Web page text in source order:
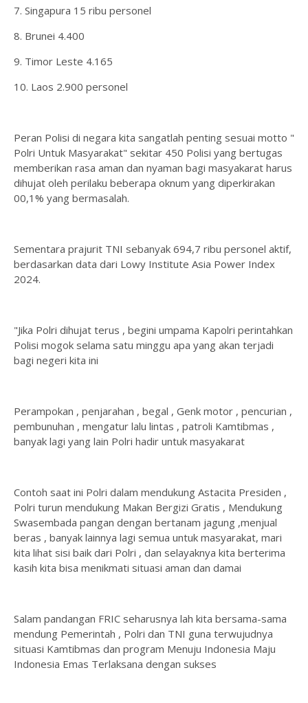
7. Singapura 15 ribu personel
8. Brunei 4.400
9. Timor Leste 4.165
10. Laos 2.900 personel
Peran Polisi di negara kita sangatlah penting sesuai motto "
Polri Untuk Masyarakat" sekitar 450 Polisi yang bertugas
memberikan rasa aman dan nyaman bagi masyakarat harus
dihujat oleh perilaku beberapa oknum yang diperkirakan
00,1% yang bermasalah.
Sementara prajurit TNI sebanyak 694,7 ribu personel aktif,
berdasarkan data dari Lowy Institute Asia Power Index
2024.
"Jika Polri dihujat terus , begini umpama Kapolri perintahkan
Polisi mogok selama satu minggu apa yang akan terjadi
bagi negeri kita ini
Perampokan , penjarahan , begal , Genk motor , pencurian ,
pembunuhan , mengatur lalu lintas , patroli Kamtibmas ,
banyak lagi yang lain Polri hadir untuk masyakarat
Contoh saat ini Polri dalam mendukung Astacita Presiden ,
Polri turun mendukung Makan Bergizi Gratis , Mendukung
Swasembada pangan dengan bertanam jagung ,menjual
beras , banyak lainnya lagi semua untuk masyarakat, mari
kita lihat sisi baik dari Polri , dan selayaknya kita berterima
kasih kita bisa menikmati situasi aman dan damai
Salam pandangan FRIC seharusnya lah kita bersama-sama
mendung Pemerintah , Polri dan TNI guna terwujudnya
situasi Kamtibmas dan program Menuju Indonesia Maju
Indonesia Emas Terlaksana dengan sukses